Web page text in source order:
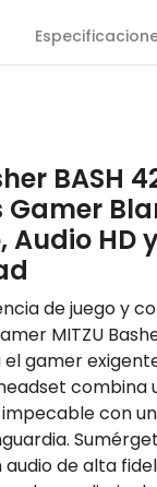
BASH
Audio HD
de juego y
MITZU
el gamer
combina
impecable con
de alta